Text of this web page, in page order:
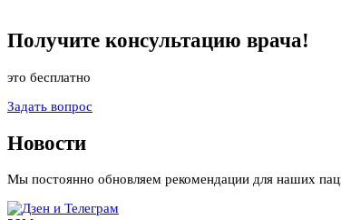
Получите консультацию врача!
это бесплатно
Задать вопрос
Новости
Мы постоянно обновляем рекомендации для наших